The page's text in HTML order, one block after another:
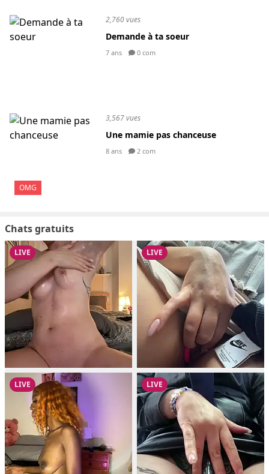
2,760 vues
Demande à ta soeur
7 ans 0 com
OMG
3,567 vues
Une mamie pas chanceuse
8 ans 2 com
Chats gratuits